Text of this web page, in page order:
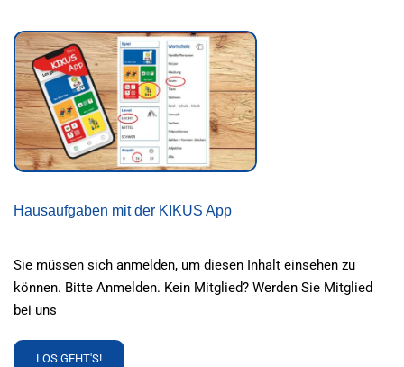
Hausaufgaben mit der KIKUS App
Sie müssen sich anmelden, um diesen Inhalt einsehen zu
können. Bitte Anmelden. Kein Mitglied? Werden Sie Mitglied
bei uns
READ
LOS GEHT'S!